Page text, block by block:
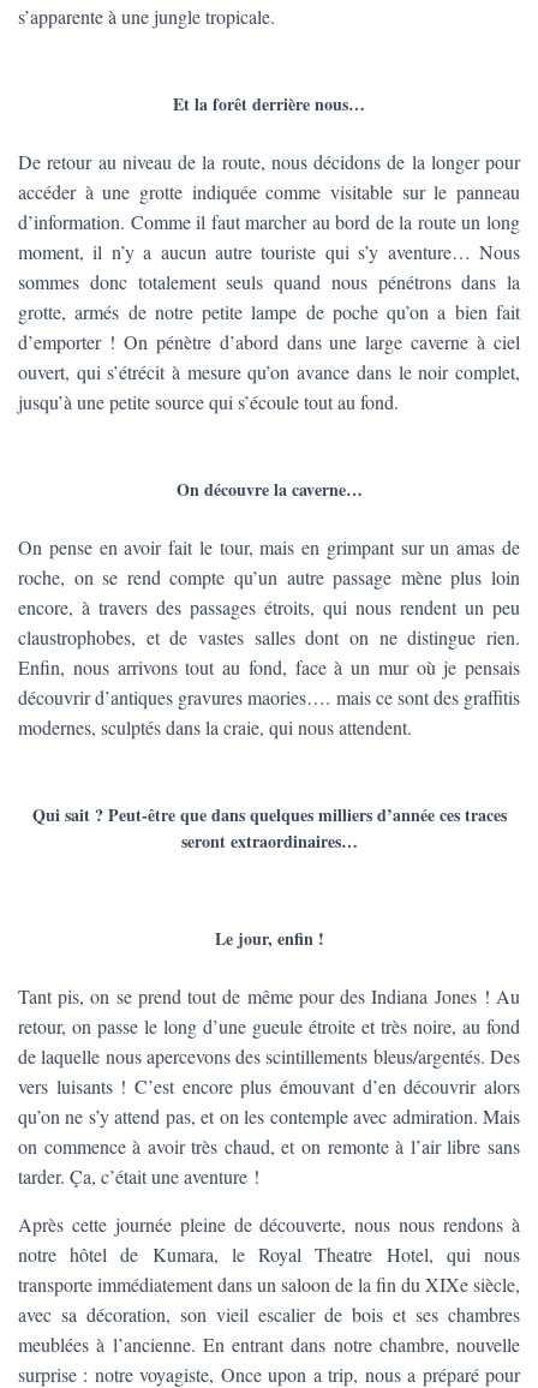
s’apparente à une jungle tropicale.
Et la forêt derrière nous…
De retour au niveau de la route, nous décidons de la longer pour
accéder à une grotte indiquée comme visitable sur le panneau
d’information. Comme il faut marcher au bord de la route un long
moment, il n’y a aucun autre touriste qui s’y aventure… Nous
sommes donc totalement seuls quand nous pénétrons dans la
grotte, armés de notre petite lampe de poche qu’on a bien fait
d’emporter ! On pénètre d’abord dans une large caverne à ciel
ouvert, qui s’étrécit à mesure qu’on avance dans le noir complet,
jusqu’à une petite source qui s’écoule tout au fond.
On découvre la caverne…
On pense en avoir fait le tour, mais en grimpant sur un amas de
roche, on se rend compte qu’un autre passage mène plus loin
encore, à travers des passages étroits, qui nous rendent un peu
claustrophobes, et de vastes salles dont on ne distingue rien.
Enfin, nous arrivons tout au fond, face à un mur où je pensais
découvrir d’antiques gravures maories…. mais ce sont des graffitis
modernes, sculptés dans la craie, qui nous attendent.
Qui sait ? Peut-être que dans quelques milliers d’année ces traces
seront extraordinaires…
Le jour, enfin !
Tant pis, on se prend tout de même pour des Indiana Jones ! Au
retour, on passe le long d’une gueule étroite et très noire, au fond
de laquelle nous apercevons des scintillements bleus/argentés. Des
vers luisants ! C’est encore plus émouvant d’en découvrir alors
qu’on ne s’y attend pas, et on les contemple avec admiration. Mais
on commence à avoir très chaud, et on remonte à l’air libre sans
tarder. Ça, c’était une aventure !
Après cette journée pleine de découverte, nous nous rendons à
notre hôtel de Kumara, le Royal Theatre Hotel, qui nous
transporte immédiatement dans un saloon de la fin du XIXe siècle,
avec sa décoration, son vieil escalier de bois et ses chambres
meublées à l’ancienne. En entrant dans notre chambre, nouvelle
surprise : notre voyagiste, Once upon a trip, nous a préparé pour